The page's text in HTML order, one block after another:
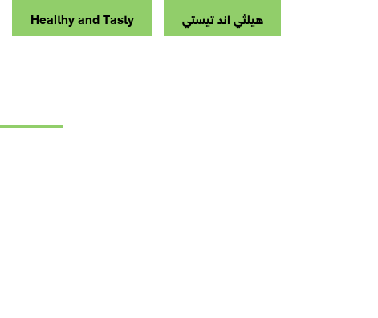
هيلثي اند تيستي Healthy and Tasty